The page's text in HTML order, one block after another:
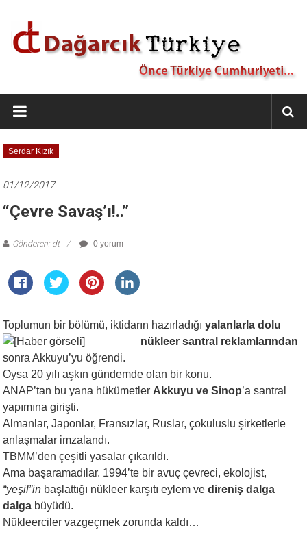
Dağarcık
Türkiye
Önce
Türkiye
Serdar Kızık
01/12/2017
“Çevre Savaş’ı!..”
Gönderen: dt 0 yorum
Toplumun bir bölümü, iktidarın hazırladığıyalanlarla dolu
nükleer santral reklamlarından
sonra Akkuyu’yu öğrendi.
Oysa 20 yılı aşkın gündemde olan bir konu.
ANAP’tan bu yana hükümetler Akkuyu ve Sinop’a santral
yapımına girişti.
Almanlar, Japonlar, Fransızlar, Ruslar, çokuluslu şirketlerle
anlaşmalar imzalandı.
TBMM’den çeşitli yasalar çıkarıldı.
Ama başaramadılar. 1994’te bir avuç çevreci, ekolojist,
“yeşil”in başlattığı nükleer karşıtı eylem vedireniş dalga
dalga büyüdü.
Nükleerciler vazgeçmek zorunda kaldı…